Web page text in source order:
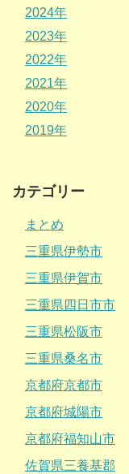
2024年
2023年
2022年
2021年
2020年
2019年
カテゴリー
まとめ
三重県伊勢市
三重県伊賀市
三重県四日市市
三重県松阪市
三重県桑名市
京都府京都市
京都府城陽市
京都府福知山市
佐賀県三養基郡